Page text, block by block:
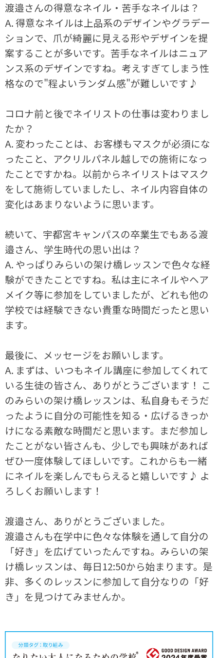
渡邉さんの得意なネイル・苦手なネイルは？
A. 得意なネイルは上品系のデザインやグラデー
ションで、爪が綺麗に見える形やデザインを提
案することが多いです。苦手なネイルはニュア
ンス系のデザインですね。考えすぎてしまう性
格なので"程よいランダム感"が難しいです♪
コロナ前と後でネイリストの仕事は変わりまし
たか？
A. 変わったことは、お客様もマスクが必須にな
ったこと、アクリルパネル越しでの施術になっ
たことですかね。以前からネイリストはマスク
をして施術していましたし、ネイル内容自体の
変化はあまりないように思います。
続いて、宇都宮キャンパスの卒業生でもある渡
邉さん、学生時代の思い出は？
A. やっぱりみらいの架け橋レッスンで色々な経
験ができたことですね。私は主にネイルやヘア
メイク等に参加をしていましたが、どれも他の
学校では経験できない貴重な時間だったと思い
ます。
最後に、メッセージをお願いします。
A. まずは、いつもネイル講座に参加してくれて
いる生徒の皆さん、ありがとうございます！ こ
のみらいの架け橋レッスンは、私自身もそうだ
ったように自分の可能性を知る・広げるきっか
けになる素敵な時間だと思います。まだ参加し
たことがない皆さんも、少しでも興味があれば
ぜひ一度体験してほしいです。これからも一緒
にネイルを楽しんでもらえると嬉しいです♪ よ
ろしくお願いします！
渡邉さん、ありがとうございました。
渡邉さんも在学中に色々な体験を通して自分の
「好き」を広げていったんですね。みらいの架
け橋レッスンは、毎日12:50から始まります。是
非、多くのレッスンに参加して自分なりの「好
き」を見つけてみませんか。